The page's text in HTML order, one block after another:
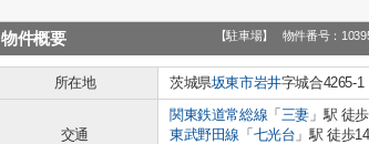
物件概要 【駐車場】 物件番号：
所在地 茨城県坂東市岩井字城合4265-1
交通
関東鉄道常総線 「 三妻 」駅 徒
東武野田線 「 七光台 」駅 徒歩